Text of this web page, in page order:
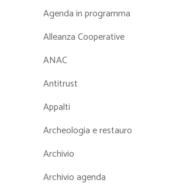
Agenda in programma
Alleanza Cooperative
ANAC
Antitrust
Appalti
Archeologia e restauro
Archivio
Archivio agenda